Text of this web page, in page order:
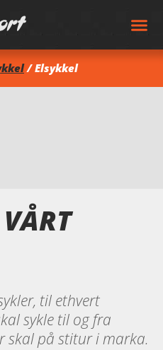
/ Elsykkel
til ethvert
sykle til og fra
skal på stitur i marka.